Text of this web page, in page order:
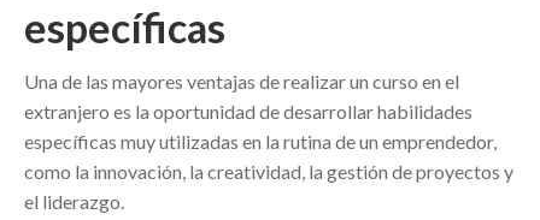
específicas
Una de las mayores ventajas de realizar un curso en el
extranjero es la oportunidad de desarrollar habilidades
específicas muy utilizadas en la rutina de un emprendedor,
como la innovación, la creatividad, la gestión de proyectos y
el liderazgo.